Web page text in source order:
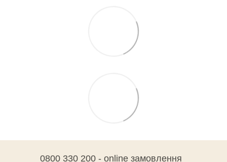
0800 330 200 - online замовлення